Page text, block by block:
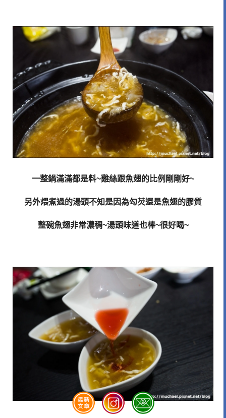
一整鍋滿滿都是料~雞絲跟魚翅的比例剛剛好~
另外煨煮過的湯頭不知是因為勾芡還是魚翅的膠質
整碗魚翅非常濃稠~湯頭味道也棒~很好喝~